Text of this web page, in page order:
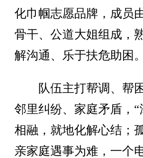
化巾帼志愿品牌，成员
骨干、公道大姐组成，
解沟通、乐于扶危助困。
队伍主打帮调、帮困
邻里纠纷、家庭矛盾，
相融，就地化解心结；
亲家庭遇事为难，一个